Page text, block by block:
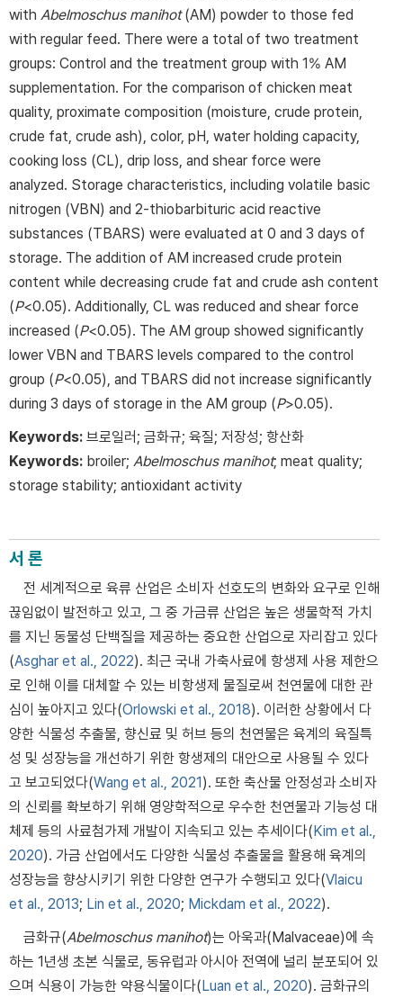
with Abelmoschus manihot(AM) powder to those fed
with regular feed. There were a total of two treatment
groups: Control and the treatment group with 1% AM
supplementation. For the comparison of chicken meat
quality, proximate composition (moisture, crude protein,
crude fat, crude ash), color, pH, water holding capacity,
cooking loss (CL), drip loss, and shear force were
analyzed. Storage characteristics, including volatile basic
nitrogen (VBN) and 2-thiobarbituric acid reactive
substances (TBARS) were evaluated at 0 and 3 days of
storage. The addition of AM increased crude protein
content while decreasing crude fat and crude ash content
(P<0.05). Additionally, CL was reduced and shear force
increased (P<0.05). The AM group showed significantly
lower VBN and TBARS levels compared to the control
group (P<0.05), and TBARS did not increase significantly
during 3 days of storage in the AM group (P>0.05).
Keywords: 브로일러; 금화규; 육질; 저장성; 항산화
Keywords: broiler; Abelmoschus manihot; meat quality;
storage stability; antioxidant activity
서 론
전 세계적으로 육류 산업은 소비자 선호도의 변화와 요구로 인해
끊임없이 발전하고 있고, 그 중 가금류 산업은 높은 생물학적 가치
를 지닌 동물성 단백질을 제공하는 중요한 산업으로 자리잡고 있다
(Asghar et al., 2022). 최근 국내 가축사료에 항생제 사용 제한으
로 인해 이를 대체할 수 있는 비항생제 물질로써 천연물에 대한 관
심이 높아지고 있다(Orlowski et al., 2018). 이러한 상황에서 다
양한 식물성 추출물, 향신료 및 허브 등의 천연물은 육계의 육질특
성 및 성장능을 개선하기 위한 항생제의 대안으로 사용될 수 있다
고 보고되었다(Wang et al., 2021). 또한 축산물 안정성과 소비자
의 신뢰를 확보하기 위해 영양학적으로 우수한 천연물과 기능성 대
체제 등의 사료첨가제 개발이 지속되고 있는 추세이다(Kim et al.,
2020). 가금 산업에서도 다양한 식물성 추출물을 활용해 육계의
성장능을 향상시키기 위한 다양한 연구가 수행되고 있다(Vlaicu
et al., 2013; Lin et al., 2020; Mickdam et al., 2022).
금화규(Abelmoschus manihot)는 아욱과(Malvaceae)에 속
하는 1년생 초본 식물로, 동유럽과 아시아 전역에 널리 분포되어 있
으며 식용이 가능한 약용식물이다(Luan et al., 2020). 금화규의